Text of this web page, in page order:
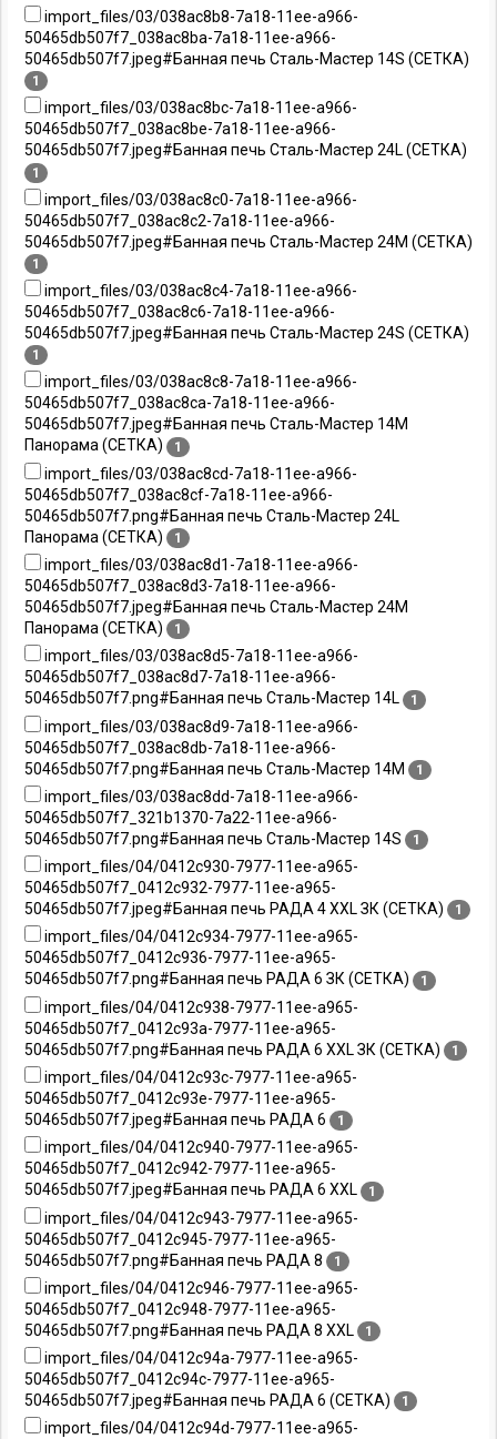
import_files/03/038ac8b8-7a18-11ee-a966-
50465db507f7_038ac8ba-7a18-11ee-a966-
50465db507f7.jpeg#Банная печь Сталь-Мастер 14S (СЕТКА)
1
import_files/03/038ac8bc-7a18-11ee-a966-
50465db507f7_038ac8be-7a18-11ee-a966-
50465db507f7.jpeg#Банная печь Сталь-Мастер 24L (СЕТКА)
1
import_files/03/038ac8c0-7a18-11ee-a966-
50465db507f7_038ac8c2-7a18-11ee-a966-
50465db507f7.jpeg#Банная печь Сталь-Мастер 24M (СЕТКА)
1
import_files/03/038ac8c4-7a18-11ee-a966-
50465db507f7_038ac8c6-7a18-11ee-a966-
50465db507f7.jpeg#Банная печь Сталь-Мастер 24S (СЕТКА)
1
import_files/03/038ac8c8-7a18-11ee-a966-
50465db507f7_038ac8ca-7a18-11ee-a966-
50465db507f7.jpeg#Банная печь Сталь-Мастер 14M
Панорама (СЕТКА)
1
import_files/03/038ac8cd-7a18-11ee-a966-
50465db507f7_038ac8cf-7a18-11ee-a966-
50465db507f7.png#Банная печь Сталь-Мастер 24L
Панорама (СЕТКА)
1
import_files/03/038ac8d1-7a18-11ee-a966-
50465db507f7_038ac8d3-7a18-11ee-a966-
50465db507f7.jpeg#Банная печь Сталь-Мастер 24M
Панорама (СЕТКА)
1
import_files/03/038ac8d5-7a18-11ee-a966-
50465db507f7_038ac8d7-7a18-11ee-a966-
50465db507f7.png#Банная печь Сталь-Мастер 14L
1
import_files/03/038ac8d9-7a18-11ee-a966-
50465db507f7_038ac8db-7a18-11ee-a966-
50465db507f7.png#Банная печь Сталь-Мастер 14М
1
import_files/03/038ac8dd-7a18-11ee-a966-
50465db507f7_321b1370-7a22-11ee-a966-
50465db507f7.png#Банная печь Сталь-Мастер 14S
1
import_files/04/0412c930-7977-11ee-a965-
50465db507f7_0412c932-7977-11ee-a965-
50465db507f7.jpeg#Банная печь РАДА 4 XXL ЗК (СЕТКА)
1
import_files/04/0412c934-7977-11ee-a965-
50465db507f7_0412c936-7977-11ee-a965-
50465db507f7.png#Банная печь РАДА 6 ЗК (СЕТКА)
1
import_files/04/0412c938-7977-11ee-a965-
50465db507f7_0412c93a-7977-11ee-a965-
50465db507f7.png#Банная печь РАДА 6 XXL ЗК (СЕТКА)
1
import_files/04/0412c93c-7977-11ee-a965-
50465db507f7_0412c93e-7977-11ee-a965-
50465db507f7.jpeg#Банная печь РАДА 6
1
import_files/04/0412c940-7977-11ee-a965-
50465db507f7_0412c942-7977-11ee-a965-
50465db507f7.jpeg#Банная печь РАДА 6 XXL
1
import_files/04/0412c943-7977-11ee-a965-
50465db507f7_0412c945-7977-11ee-a965-
50465db507f7.png#Банная печь РАДА 8
1
import_files/04/0412c946-7977-11ee-a965-
50465db507f7_0412c948-7977-11ee-a965-
50465db507f7.png#Банная печь РАДА 8 XXL
1
import_files/04/0412c94a-7977-11ee-a965-
50465db507f7_0412c94c-7977-11ee-a965-
50465db507f7.jpeg#Банная печь РАДА 6 (СЕТКА)
1
import_files/04/0412c94d-7977-11ee-a965-